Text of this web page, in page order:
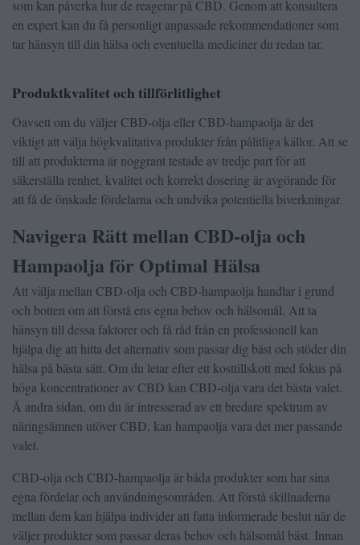
som kan påverka hur de reagerar på CBD. Genom att konsultera
en expert kan du få personligt anpassade rekommendationer som
tar hänsyn till din hälsa och eventuella mediciner du redan tar.
Produktkvalitet och tillförlitlighet
Oavsett om du väljer CBD-olja eller CBD-hampaolja är det
viktigt att välja högkvalitativa produkter från pålitliga källor. Att se
till att produkterna är noggrant testade av tredje part för att
säkerställa renhet, kvalitet och korrekt dosering är avgörande för
att få de önskade fördelarna och undvika potentiella biverkningar.
Navigera Rätt mellan CBD-olja och
Hampaolja för Optimal Hälsa
Att välja mellan CBD-olja och CBD-hampaolja handlar i grund
och botten om att förstå ens egna behov och hälsomål. Att ta
hänsyn till dessa faktorer och få råd från en professionell kan
hjälpa dig att hitta det alternativ som passar dig bäst och stöder din
hälsa på bästa sätt. Om du letar efter ett kosttillskott med fokus på
höga koncentrationer av CBD kan CBD-olja vara det bästa valet.
Å andra sidan, om du är intresserad av ett bredare spektrum av
näringsämnen utöver CBD, kan hampaolja vara det mer passande
valet.
CBD-olja och CBD-hampaolja är båda produkter som har sina
egna fördelar och användningsområden. Att förstå skillnaderna
mellan dem kan hjälpa individer att fatta informerade beslut när de
väljer produkter som passar deras behov och hälsomål bäst. Innan